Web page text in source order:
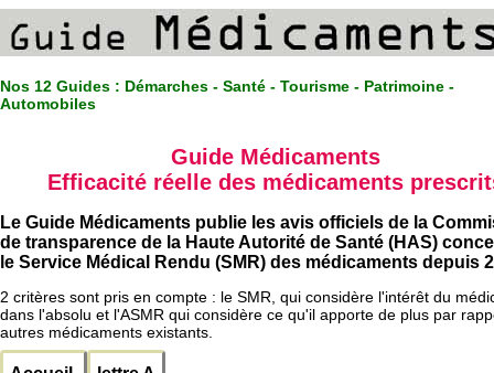
Nos 12 Guides : Démarches - Santé - Tourisme - Patrimoine -
Automobiles
Guide Médicaments
Efficacité réelle des médicaments
Le Guide Médicaments publie les avis officiels de la
de transparence de la Haute Autorité de Santé (HAS)
le Service Médical Rendu (SMR) des médicaments depuis
2 critères sont pris en compte : le SMR, qui considère l'intérêt du
dans l'absolu et l'ASMR qui considère ce qu'il apporte de plus par
autres médicaments existants.